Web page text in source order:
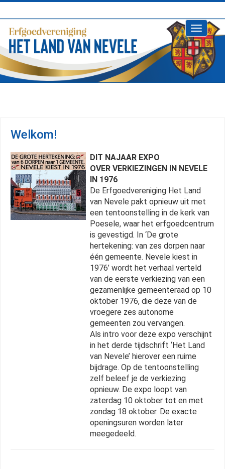
Toggle
Welkom!
DIT NAJAAR EXPO
OVER VERKIEZINGEN IN NEVELE
IN 1976
De Erfgoedvereniging Het Land
van Nevele pakt opnieuw uit met
een tentoonstelling in de kerk van
Poesele, waar het erfgoedcentrum
is gevestigd. In ‘De grote
hertekening: van zes dorpen naar
één gemeente. Nevele kiest in
1976’ wordt het verhaal verteld
van de eerste verkiezing van een
gezamenlijke gemeenteraad op 10
oktober 1976, die deze van de
vroegere zes autonome
gemeenten zou vervangen.
Als intro voor deze expo verschijnt
in het derde tijdschrift ‘Het Land
van Nevele’ hierover een ruime
bijdrage. Op de tentoonstelling
zelf beleef je de verkiezing
opnieuw. De expo loopt van
zaterdag 10 oktober tot en met
zondag 18 oktober. De exacte
openingsuren worden later
meegedeeld.